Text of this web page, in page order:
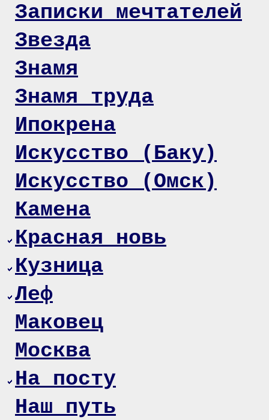
Записки мечтателей
Звезда
Знамя
Знамя труда
Ипокрена
Искусство (Баку)
Искусство (Омск)
Камена
Красная новь
Кузница
Леф
Маковец
Москва
На посту
Наш путь